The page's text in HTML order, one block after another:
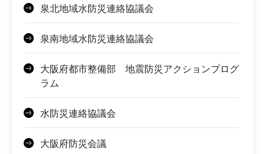
泉北地域水防災連絡協議会
泉南地域水防災連絡協議会
大阪府都市整備部 地震防災アクションプログ
ラム
水防災連絡協議会
大阪府防災会議